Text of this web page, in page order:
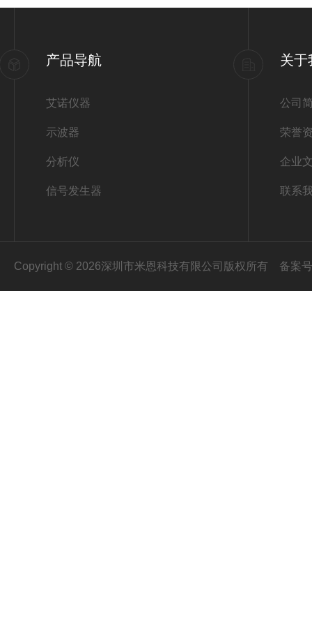
产品导航
艾诺仪器
示波器
分析仪
信号发生器
关于
公司
荣誉
企业
联系
Copyright © 2026深圳市米恩科技有限公司版权所有 备案